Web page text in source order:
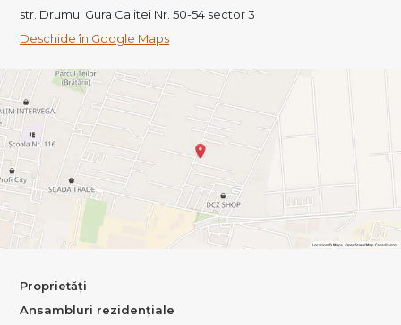
str. Drumul Gura Calitei Nr. 50-54 sector 3
Deschide în Google Maps
Proprietăți
Ansambluri rezidențiale